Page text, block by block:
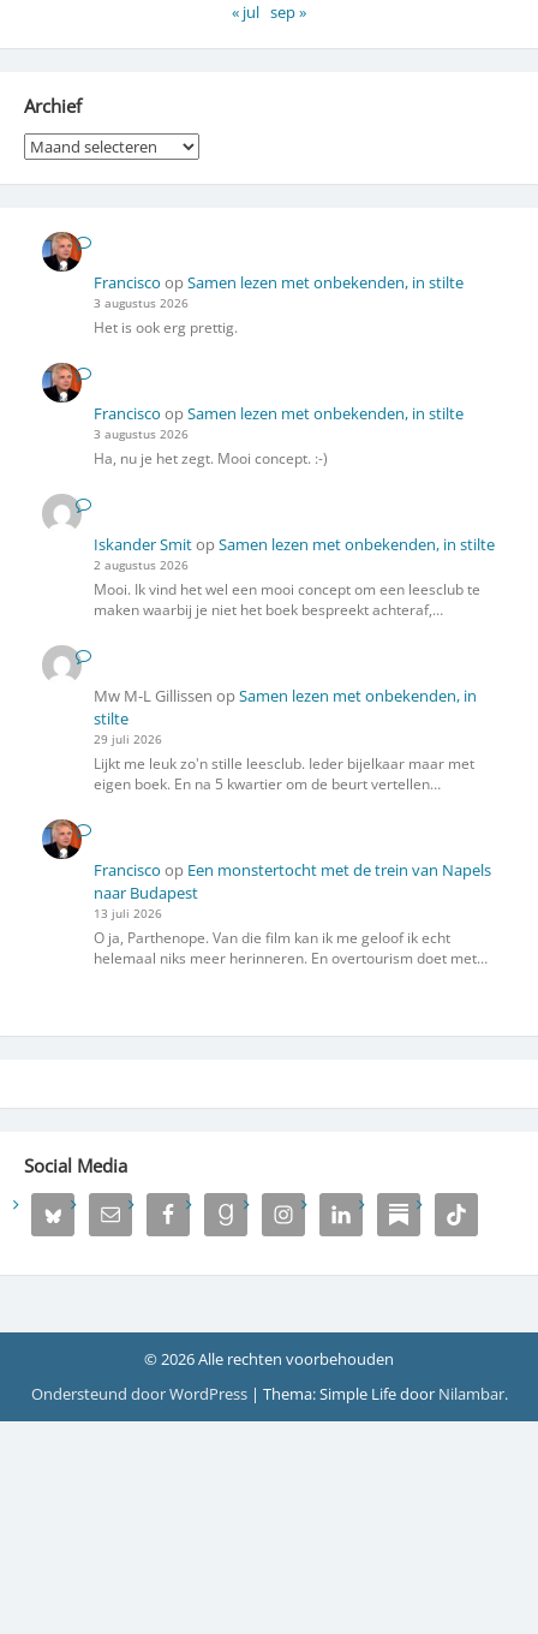
« jul sep »
Archief
Archief
Francisco opSamen lezen met onbekenden, in stilte
3 augustus 2026
Het is ook erg prettig.
Francisco opSamen lezen met onbekenden, in stilte
3 augustus 2026
Ha, nu je het zegt. Mooi concept. :-)
Iskander SmitopSamen lezen met onbekenden, in stilte
2 augustus 2026
Mooi. Ik vind het wel een mooi concept om een leesclub te
maken waarbij je niet het boek bespreekt achteraf,…
Mw M-L Gillissen opSamen lezen met onbekenden, in
stilte
29 juli 2026
Lijkt me leuk zo'n stille leesclub. Ieder bijelkaar maar met
eigen boek. En na 5 kwartier om de beurt vertellen…
Francisco op Een monstertocht met de trein van Napels
naar Budapest
13 juli 2026
O ja, Parthenope. Van die film kan ik me geloof ik echt
helemaal niks meer herinneren. En overtourism doet met…
Social Media
© 2026 Alle rechten voorbehouden
Ondersteund door WordPress | Thema: Simple Life door Nilambar.